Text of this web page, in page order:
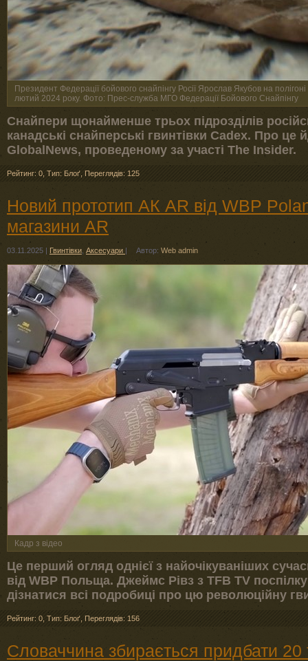
Президент Федерації бойового снайпінгу Росії Ярослав Якубов на
лютий 2024 року. Фото: Прес-служба МГО Федерації Бойового Снайпінгу
Снайпери щонайменше трьох підрозділів
канадські снайперські гвинтівки Cadex. Про це
GlobalNews, проведеному за участі The Insider.
Рейтинг: 0 Тип: Блоґ Переглядів: 125
Новий прототип АК AR від WBP
магазини AR
03.11.2025 | Гвинтівки Аксесуари | Автор: Web admin
Кадр з відео
Це перший огляд однієї з найочікуваніших
від WBP Польща. Джеймс Рівз з TFB TV
дізнатися всі подробиці про цю революційну
Рейтинг: 0 Тип: Блоґ Переглядів: 156
Словаччина збирається придбати 20